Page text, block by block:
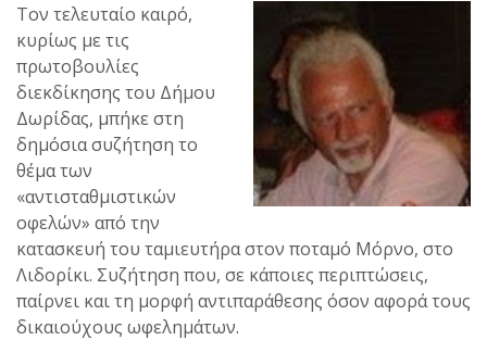
Τον τελευταίο καιρό,
κυρίως με τις
πρωτοβουλίες
διεκδίκησης του Δήμου
Δωρίδας, μπήκε στη
δημόσια συζήτηση το
θέμα των
«αντισταθμιστικών
οφελών» από την
κατασκευή του ταμιευτήρα στον ποταμό Μόρνο, στο
Λιδορίκι. Συζήτηση που, σε κάποιες περιπτώσεις,
παίρνει και τη μορφή αντιπαράθεσης όσον αφορά τους
δικαιούχους ωφελημάτων.